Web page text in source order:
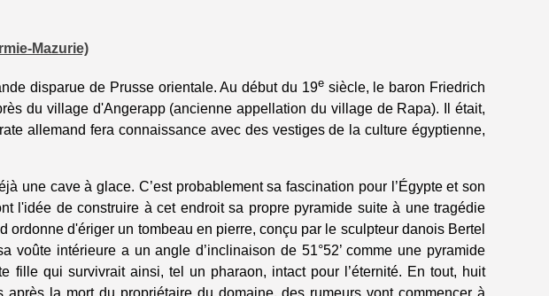
Mazurie)
disparue de Prusse orientale. Au début du 19esiècle, le baron Friedrich
du village d'Angerapp (ancienne appellation du village de Rapa). Il était,
allemand fera connaissance avec des vestiges de la culture égyptienne,
une cave à glace. C’est probablement sa fascination pour l’Égypte et son
l'idée de construire à cet endroit sa propre pyramide suite à une tragédie
d'ériger un tombeau en pierre, conçu par le sculpteur danois Bertel
intérieure a un angle d’inclinaison de 51°52’ comme une pyramide
qui survivrait ainsi, tel un pharaon, intact pour l’éternité. En tout, huit
la mort du propriétaire du domaine, des rumeurs vont commencer à